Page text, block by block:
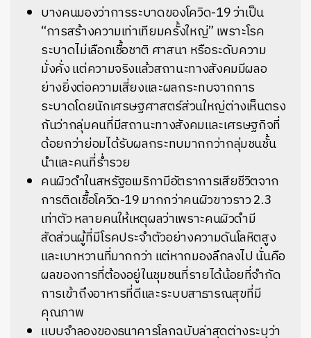
บางคนมองว่าการระบาดของโควิด-19 ว่าเป็น
“การสร้างความเท่าเทียมครั้งใหญ่” เพราะโรค
ระบาดไม่เลือกเชื้อชาติ ศาสนา หรือระดับความ
มั่งคั่ง แต่ความจริงแล้วสถานะทางสังคมมีผลอ
ย่างยิ่งต่อความเสี่ยงและผลกระทบจากการ
ระบาดโดยนักเศรษฐศาสตร์ส่วนใหญ่ต่างเห็นตรง
กันว่ากลุ่มคนที่มีสถานะทางสังคมและเศรษฐกิจที่
ด้อยกว่าย่อมได้รับผลกระทบมากกว่ากลุ่มชนชั้น
นำและคนที่ร่ำรวย
คนผิวดำในสหรัฐอเมริกามีอัตราการเสียชีวิตจาก
การติดเชื้อโควิด-19 มากกว่าคนผิวขาวราว 2.3
เท่าตัว หลายคนให้เหตุผลว่าเพราะคนผิวดำมี
สัดส่วนผู้ที่มีโรคประจำตัวอย่างความดันโลหิตสูง
และเบาหวานที่มากกว่า แต่หากมองลึกลงไป นั่นคือ
ผลของการที่ต้องอยู่ในชุมชนที่รายได้น้อยที่จำกัด
การเข้าถึงอาหารที่ดีและระบบสาธารณสุขที่มี
คุณภาพ
แบบจำลองของธนาคารโลกฉบับล่าสุดต่างระบุว่า